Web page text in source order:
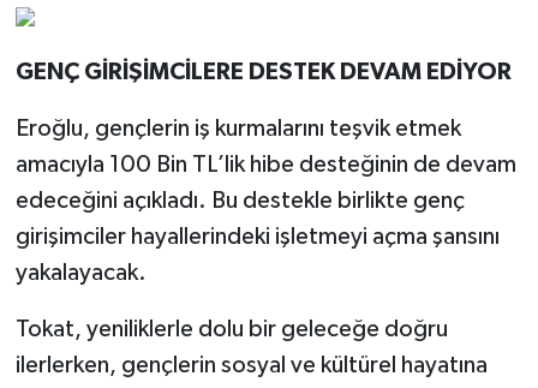
GENÇ GİRİŞİMCİLERE DESTEK DEVAM EDİYOR
Eroğlu, gençlerin iş kurmalarını teşvik etmek
amacıyla 100 Bin TL’lik hibe desteğinin de devam
edeceğini açıkladı. Bu destekle birlikte genç
girişimciler hayallerindeki işletmeyi açma şansını
yakalayacak.
Tokat, yeniliklerle dolu bir geleceğe doğru
ilerlerken, gençlerin sosyal ve kültürel hayatına